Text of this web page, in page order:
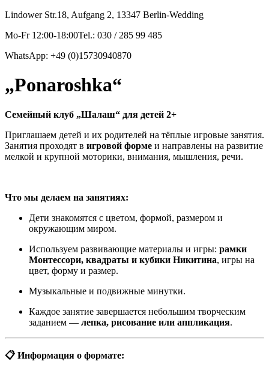
Lindower Str.18, Aufgang 2, 13347 Berlin-Wedding
Mo-Fr 12:00-18:00Tel.: 030 / 285 99 485
WhatsApp: +49 (0)15730940870
„Ponaroshka“
Семейный клуб „Шалаш“ для детей 2+
Приглашаем детей и их родителей на тёплые игровые занятия.
Занятия проходят в игровой форме и направлены на развитие
мелкой и крупной моторики, внимания, мышления, речи.
Что мы делаем на занятиях:
Дети знакомятся с цветом, формой, размером и
окружающим миром.
Используем развивающие материалы и игры: рамки
Монтессори, квадраты и кубики Никитина, игры на
цвет, форму и размер.
Музыкальные и подвижные минутки.
Каждое занятие завершается небольшим творческим
заданием — лепка, рисование или аппликация.
📋 Информация о формате: